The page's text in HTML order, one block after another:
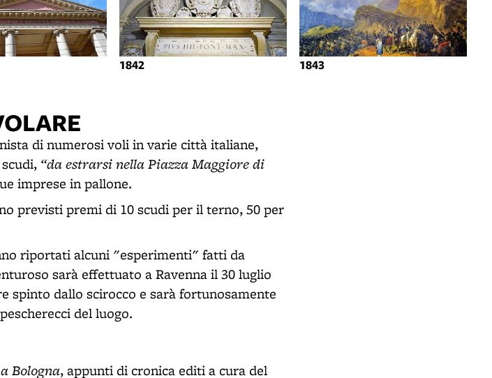
1842 1843
di numerosi voli in varie città italiane,
“da estrarsi nella Piazza Maggiore di
imprese in pallone.
previsti premi di 10 scudi per il terno, 50 per
riportati alcuni "esperimenti" fatti da
sarà effettuato a Ravenna il 30 luglio
spinto dallo scirocco e sarà fortunosamente
del luogo.
Bologna, appunti di cronica editi a cura del